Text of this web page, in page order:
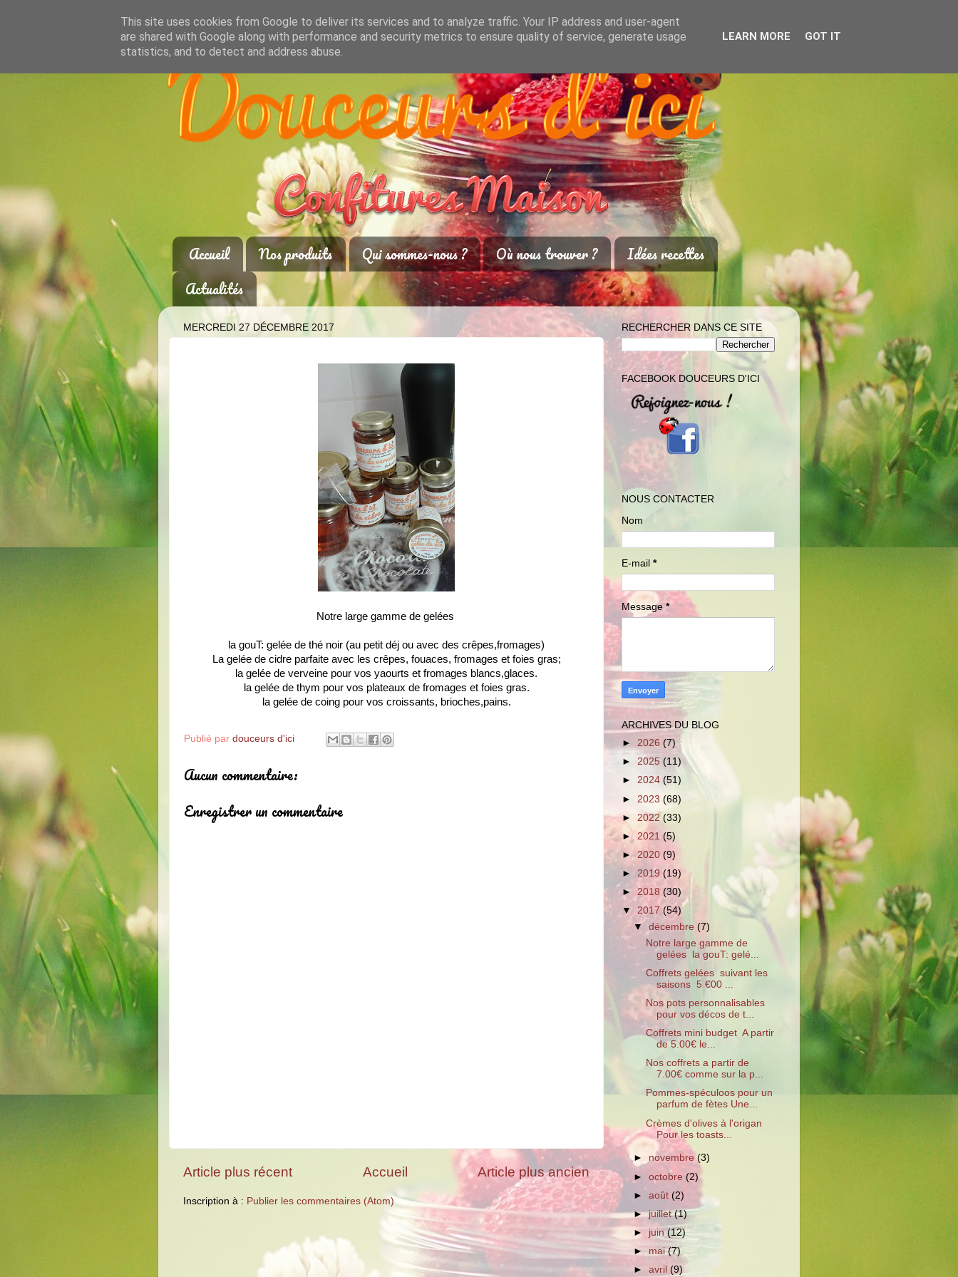
Accueil Nos produits Qui sommes-nous ? Où nous trouver ?
Idées recettes
Actualités
MERCREDI 27 DÉCEMBRE 2017
Notre large gamme de gelées
la gouT: gelée de thé noir (au petit déj ou avec des crêpes,fromages)
La gelée de cidre parfaite avec les crêpes, fouaces, fromages et foies gras;
la gelée de verveine pour vos yaourts et fromages blancs,glaces.
la gelée de thym pour vos plateaux de fromages et foies gras.
la gelée de coing pour vos croissants, brioches,pains.
Publié par douceurs d'ici
Aucun commentaire:
Enregistrer un commentaire
Article plus récent Article plus ancien
Accueil
Inscription à : Publier les commentaires (Atom)
RECHERCHER DANS CE SITE
FACEBOOK DOUCEURS D'ICI
NOUS CONTACTER
Nom
E-mail *
Message *
ARCHIVES DU BLOG
► 2026 (7)
► 2025 (11)
► 2024 (51)
► 2023 (68)
► 2022 (33)
► 2021 (5)
► 2020 (9)
► 2019 (19)
► 2018 (30)
▼ 2017(54)
▼décembre(7)
Notre large gamme de
gelées la gouT: gelé...
Coffrets gelées suivant les
saisons 5 €00 ...
Nos pots personnalisables
pour vos décos de t...
Coffrets mini budget A partir
de 5.00€ le...
Nos coffrets a partir de
7.00€ comme sur la p...
Pommes-spéculoos pour un
parfum de fètes Une...
Crèmes d'olives à l'origan
Pour les toasts...
► novembre(3)
►octobre(2)
►août(2)
►juillet(1)
► juin(12)
► mai(7)
►avril(9)
This site uses cookies from Google to deliver its services and to analyze traffic. Your IP address and user-agent
are shared with Google along with performance and security metrics to ensure quality of service, generate usage
statistics, and to detect and address abuse.
LEARN MORE GOT IT